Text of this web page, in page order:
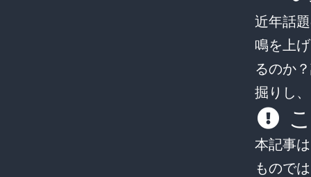
近年話
鳴を上
るのか
掘りし
本記事
もので